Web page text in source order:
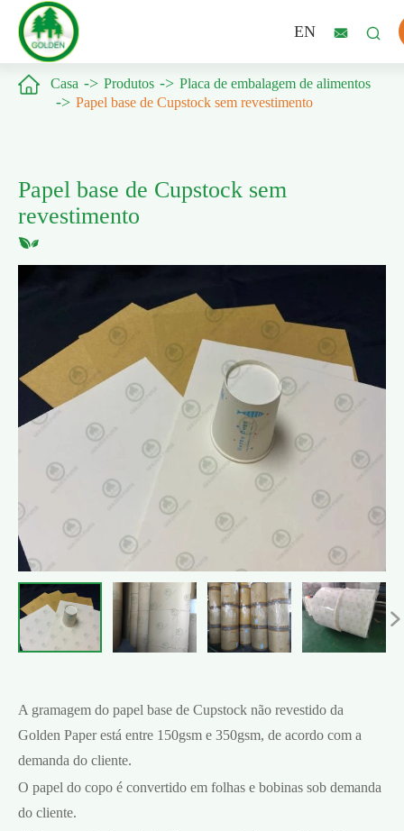
EN  
 Casa Produtos
Placa de embalagem de alimentos
Papel base de Cupstock sem revestimento
Papel base de Cupstock sem
revestimento

A gramagem do papel base de Cupstock não revestido da
Golden Paper está entre 150gsm e 350gsm, de acordo com a
demanda do cliente.
O papel do copo é convertido em folhas e bobinas sob demanda
do cliente.